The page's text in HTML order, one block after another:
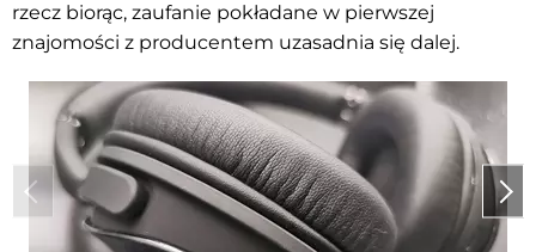
rzecz biorąc, zaufanie pokładane w pierwszej
znajomości z producentem uzasadnia się dalej.